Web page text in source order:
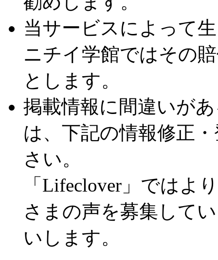
当サービスによって
ニチイ学館ではその
とします。
掲載情報に間違いが
は、下記の情報修正
さい。
「Lifeclover」ではよ
さまの声を募集して
いします。